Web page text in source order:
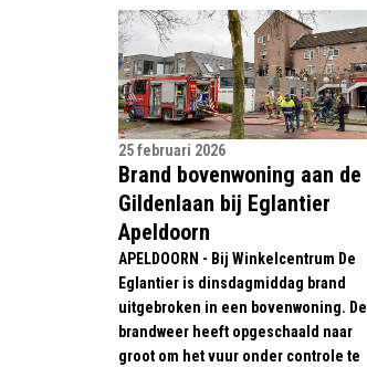
25 februari 2026
Brand bovenwoning aan de
Gildenlaan bij Eglantier
Apeldoorn
APELDOORN - Bij Winkelcentrum De
Eglantier is dinsdagmiddag brand
uitgebroken in een bovenwoning. De
brandweer heeft opgeschaald naar
groot om het vuur onder controle te